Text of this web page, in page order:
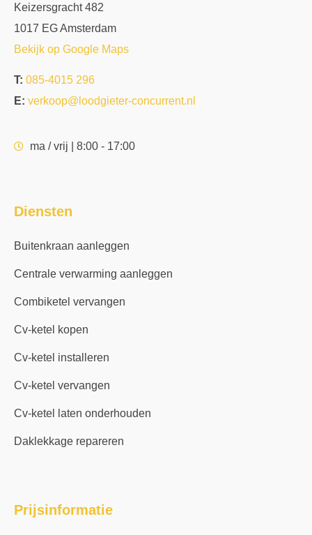
Keizersgracht 482
1017 EG Amsterdam
Bekijk op Google Maps
T: 085-4015 296
E: verkoop@loodgieter-concurrent.nl
ma / vrij | 8:00 - 17:00
Diensten
Buitenkraan aanleggen
Centrale verwarming aanleggen
Combiketel vervangen
Cv-ketel kopen
Cv-ketel installeren
Cv-ketel vervangen
Cv-ketel laten onderhouden
Daklekkage repareren
Prijsinformatie